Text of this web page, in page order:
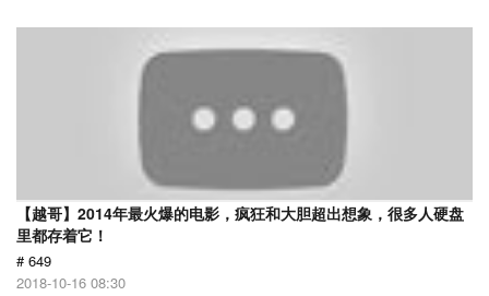
【越哥】2014年最火爆的电影，疯狂和大胆超出想象，很多人硬盘
里都存着它！
# 649
2018-10-16 08:30